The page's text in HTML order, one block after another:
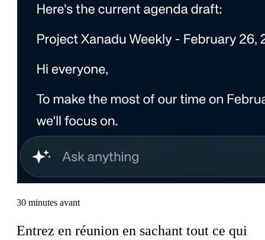
30 minutes avant
Entrez en réunion en sachant tout ce qui